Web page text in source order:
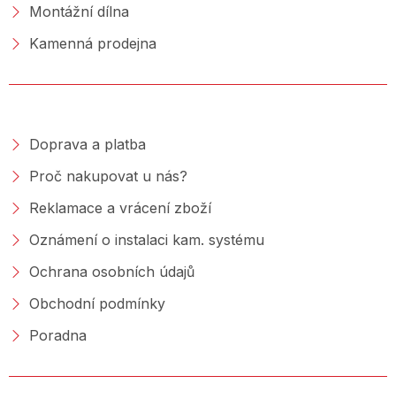
Montážní dílna
Kamenná prodejna
Doprava a platba
Proč nakupovat u nás?
Reklamace a vrácení zboží
Oznámení o instalaci kam. systému
Ochrana osobních údajů
Obchodní podmínky
Poradna